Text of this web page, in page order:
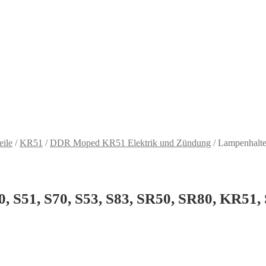
/KR51 /DDR Moped KR51 Elektrik und Zündung /
S70, S53, S83, SR50, SR80, KR51,